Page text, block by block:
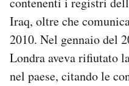
Iraq, oltre che
2010. Nel gennaio del
Londra aveva rifiutato
nel paese, citando le